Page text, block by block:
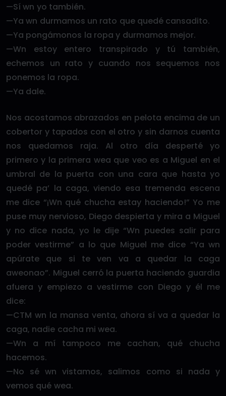
—Sí wn yo también.
—Ya wn durmamos un rato que quedé cansadito.
—Ya pongámonos la ropa y durmamos mejor.
—Wn estoy entero transpirado y tú también,
echemos un rato y cuando nos sequemos nos
ponemos la ropa.
—Ya dale.
Nos acostamos abrazados en pelota encima de un
cobertor y tapados con el otro y sin darnos cuenta
nos quedamos raja. Al otro día desperté yo
primero y la primera wea que veo es a Miguel en el
umbral de la puerta con una cara que hasta yo
quedé pa’ la caga, viendo esa tremenda escena
me dice “¡Wn qué chucha estay haciendo!” Yo me
puse muy nervioso, Diego despierta y mira a Miguel
y no dice nada, yo le dije “Wn puedes salir para
poder vestirme” a lo que Miguel me dice “Ya wn
apúrate que si te ven va a quedar la caga
aweonao”. Miguel cerró la puerta haciendo guardia
afuera y empiezo a vestirme con Diego y él me
dice:
—CTM wn la mansa venta, ahora sí va a quedar la
caga, nadie cacha mi wea.
—Wn a mí tampoco me cachan, qué chucha
hacemos.
—No sé wn vistamos, salimos como si nada y
vemos qué wea.